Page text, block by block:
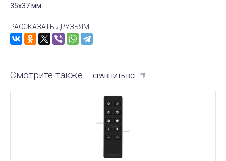
35х37 мм.
РАССКАЗАТЬ ДРУЗЬЯМ!
Смотрите также СРАВНИТЬ ВСЕ